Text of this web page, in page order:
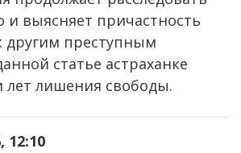
и выясняет причастность
другим преступным
статье астраханке
лет лишения свободы.
12:10